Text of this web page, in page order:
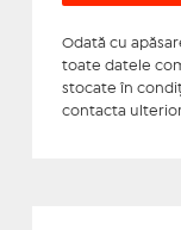
Odată cu
toate datele
stocate în
contacta